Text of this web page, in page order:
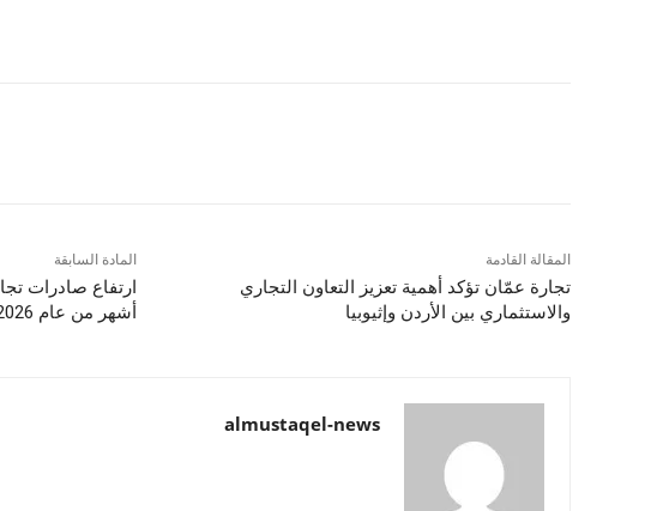
المادة السابقة
أشهر من عام 2026
المقالة القادمة
تجارة عمّان تؤكد أهمية تعزيز التعاون التجاري
والاستثماري بين الأردن وإثيوبيا
almustaqel-news